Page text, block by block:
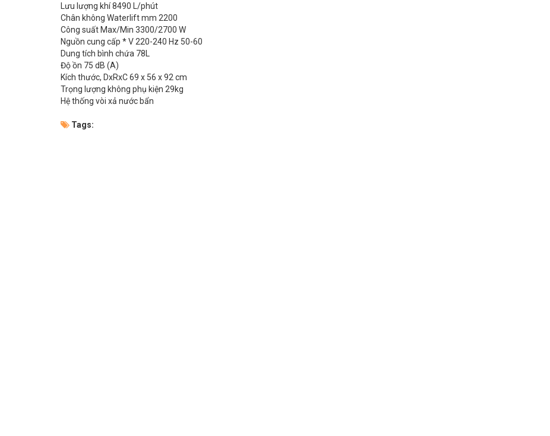
Lưu lượng khí 8490 L/phút
Chân không Waterlift mm 2200
Công suất Max/Min 3300/2700 W
Nguồn cung cấp * V 220-240 Hz 50-60
Dung tích bình chứa 78L
Độ ồn 75 dB (A)
Kích thước, DxRxC 69 x 56 x 92 cm
Trọng lượng không phụ kiện 29kg
Hệ thống vòi xả nước bẩn
Tags: